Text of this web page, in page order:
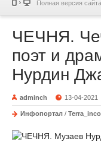
Полная версия сайта
ЧЕЧНЯ.
поэт и
Нурдин
adminch 13-04-2021
Инфопортал /